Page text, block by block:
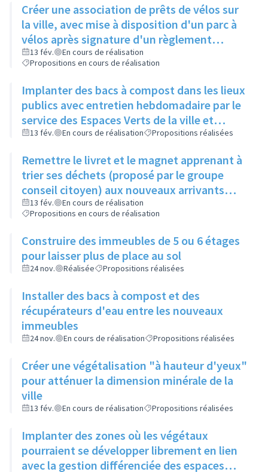
Créer une association de prêts de vélos sur
la ville, avec mise à disposition d'un parc à
vélos après signature d'un règlement
intérieur et d'une charte de respect du
matériel
13 fév.
En cours de réalisation
Propositions en cours de réalisation
Implanter des bacs à compost dans les lieux
publics avec entretien hebdomadaire par le
service des Espaces Verts de la ville et
réutilisation du compost dans les ronds-
13 fév. En cours de réalisation Propositions réalisées
Remettre le livret et le magnet apprenant à
trier ses déchets (proposé par le groupe
conseil citoyen) aux nouveaux arrivants
dans le cadre de la visite de la ville
13 fév.
En cours de réalisation
Propositions en cours de réalisation
Construire des immeubles de 5 ou 6 étages
pour laisser plus de place au sol
24 nov. Réalisée Propositions réalisées
Installer des bacs à compost et des
récupérateurs d'eau entre les nouveaux
immeubles
24 nov. En cours de réalisation Propositions réalisées
Créer une végétalisation "à hauteur d'yeux"
pour atténuer la dimension minérale de la
ville
13 fév. En cours de réalisation Propositions réalisées
Implanter des zones où les végétaux
pourraient se développer librement en lien
avec la gestion différenciée des espaces